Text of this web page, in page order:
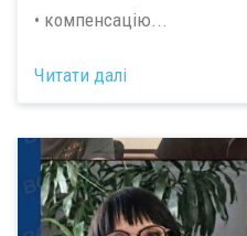
• компенсацію...
Читати далі